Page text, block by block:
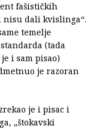
fašističkih
nisu dali kvislinga“.
temelje
(tada
i sam pisao)
je razoran
je i pisac i
„štokavski